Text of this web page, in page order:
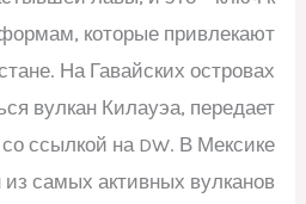
которые привлекают
На Гавайских островах
вулкан Килауэа, передает
ссылкой на DW. В Мексике
самых активных вулканов